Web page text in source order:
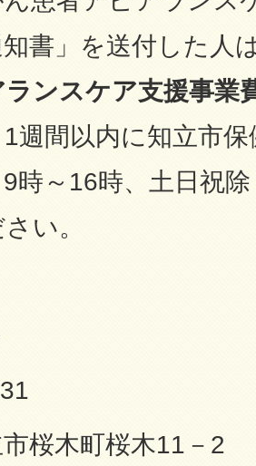
書」を送付した人
ンスケア支援事業
週間以内に知立市
9時～16時、土日祝
い。
桜木町桜木11－2